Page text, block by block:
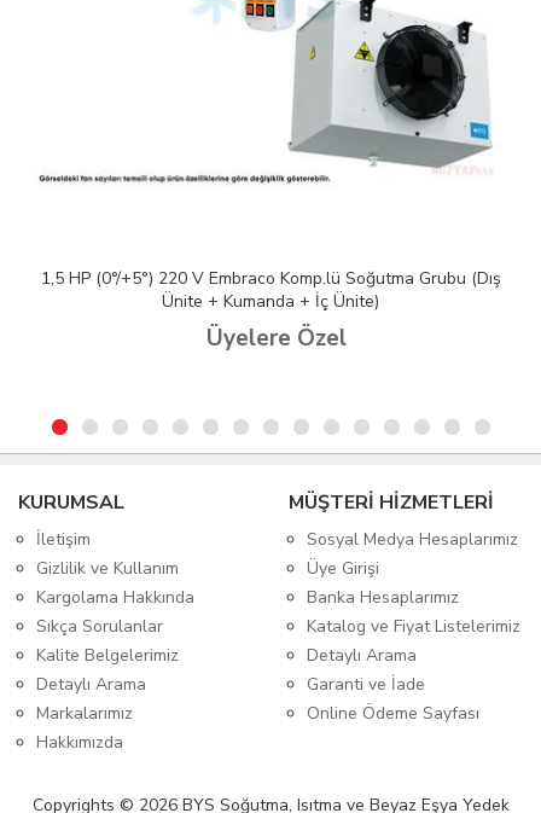
1,5 HP (0°/+5°) 220 V Embraco Komp.lü Soğutma Grubu (Dış
Ünite + Kumanda + İç Ünite)
Üyelere Özel
KURUMSAL
İletişim
Gizlilik ve Kullanım
Kargolama Hakkında
Sıkça Sorulanlar
Kalite Belgelerimiz
Detaylı Arama
Markalarımız
Hakkımızda
MÜŞTERİ HİZMETLERİ
Sosyal Medya Hesaplarımız
Üye Girişi
Banka Hesaplarımız
Katalog ve Fiyat Listelerimiz
Detaylı Arama
Garanti ve İade
Online Ödeme Sayfası
Copyrights © 2026 BYS Soğutma, Isıtma ve Beyaz Eşya Yedek